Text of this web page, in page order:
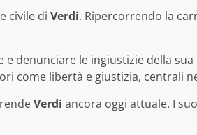
civile di Verdi. Ripercorrendo la
denunciare le ingiustizie della sua
come libertà e giustizia, centrali
Verdi ancora oggi attuale. I